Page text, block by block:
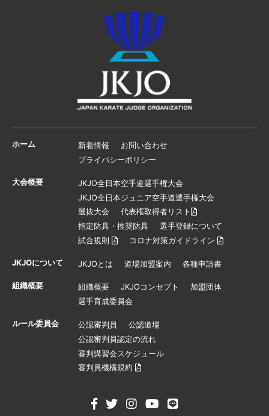
ホーム 新着情報
お問い合わせ
プライバシーポリシー
大会概要
JKJO全日本空手道選手権大会
JKJO全日本ジュニア空手道選手権大会
選抜大会
代表権取得者リスト
指定防具・推奨防具
選手登録について
試合規則
コロナ対策ガイドライン
JKJOについて JKJOとは 道場加盟案内 各種申請書
組織概要 組織概要 JKJOコンセプト
加盟団体
選手育成委員会
ルール委員会 公認審判員
公認道場
公認審判員認定の流れ
審判講習会スケジュール
審判員機構規約